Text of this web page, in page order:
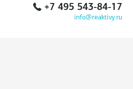
+7 495 543-84-17
info@reaktivy.ru